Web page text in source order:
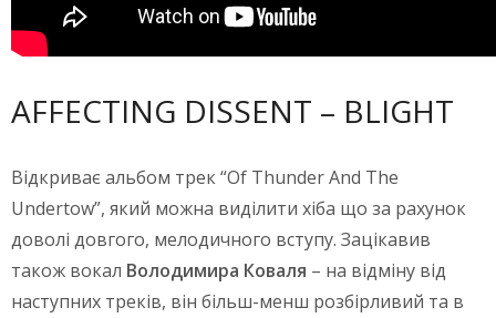
AFFECTING DISSENT – BLIGHT
Відкриває альбом трек “Of Thunder And The
Undertow”, який можна виділити хіба що за рахунок
доволі довгого, мелодичного вступу. Зацікавив
також вокал Володимира Коваля – на відміну від
наступних треків, він більш-менш розбірливий та в